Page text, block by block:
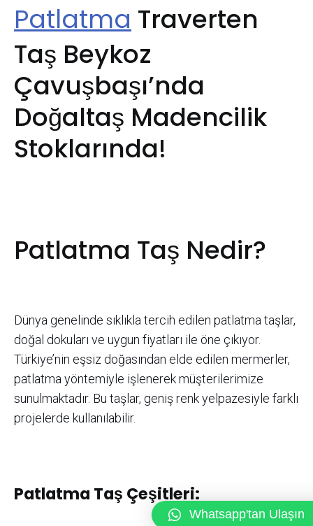
Patlatma Traverten
Taş Beykoz
Çavuşbaşı’nda
Doğaltaş Madencilik
Stoklarında!
Patlatma Taş Nedir?
Dünya genelinde sıklıkla tercih edilen patlatma taşlar,
doğal dokuları ve uygun fiyatları ile öne çıkıyor.
Türkiye’nin eşsiz doğasından elde edilen mermerler,
patlatma yöntemiyle işlenerek müşterilerimize
sunulmaktadır. Bu taşlar, geniş renk yelpazesiyle farklı
projelerde kullanılabilir.
Patlatma Taş Çeşitleri:
Whatsapp'tan Ulaşın